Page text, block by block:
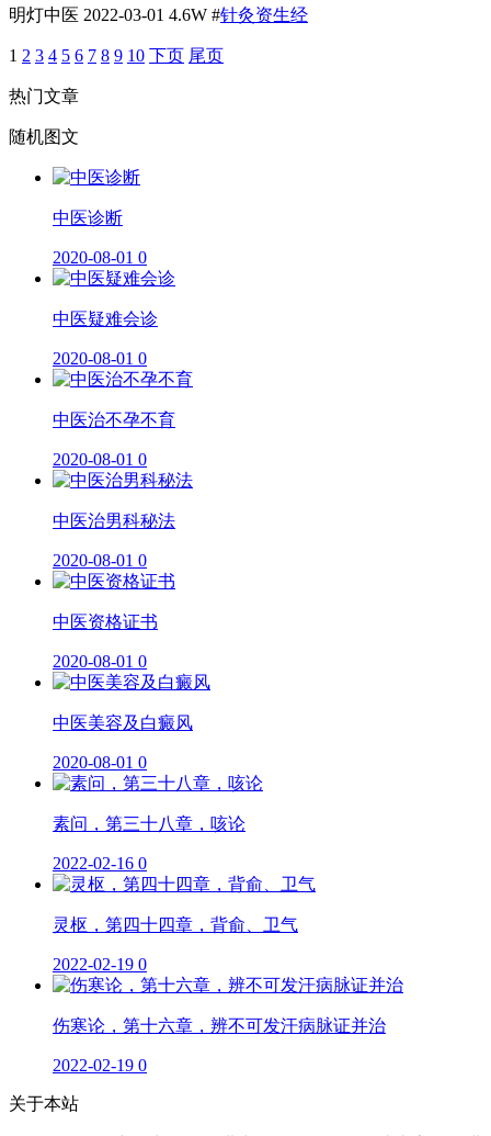
明灯中医 2022-03-01 4.6W #针灸资生经
1 2 3 4 5 6 7 8 9 10 下页 尾页
热门文章
随机图文
​中医诊断
2020-08-01 0
中医疑难会诊
2020-08-01 0
中医治不孕不育
2020-08-01 0
中医治男科秘法
2020-08-01 0
中医资格证书
2020-08-01 0
中医美容及白癜风
2020-08-01 0
素问，第三十八章，咳论
2022-02-16 0
灵枢，第四十四章，背俞、卫气
2022-02-19 0
伤寒论，第十六章，辨不可发汗病脉证并治
2022-02-19 0
关于本站